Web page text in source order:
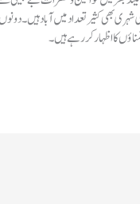
بھی کثیر تعداد میں آباد ہیں۔
کا اظہار کر رہے ہیں۔